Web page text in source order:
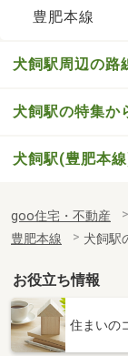
豊肥本線
犬飼駅周辺の路
犬飼駅の特集か
犬飼駅(豊肥本
goo住宅・不動産
豊肥本線
犬飼駅
お役立ち情報
住まいの